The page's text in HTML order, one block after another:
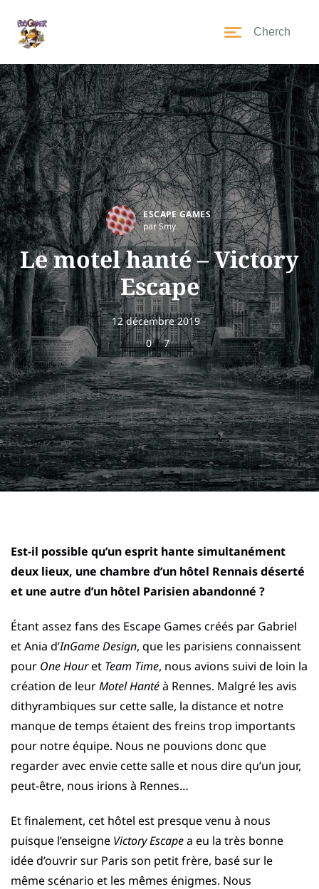
ESCAPE GAMES
par Smy
Le motel hanté – Victory
Escape
12 décembre 2019
0
7
Est-il possible qu’un esprit hante simultanément
deux lieux, une chambre d’un hôtel Rennais déserté
et une autre d’un hôtel Parisien abandonné ?
Étant assez fans des Escape Games créés par Gabriel
et Ania d’InGame Design, que les parisiens connaissent
pour One Houret Team Time, nous avions suivi de loin la
création de leurMotel Hantéà Rennes. Malgré les avis
dithyrambiques sur cette salle, la distance et notre
manque de temps étaient des freins trop importants
pour notre équipe. Nous ne pouvions donc que
regarder avec envie cette salle et nous dire qu’un jour,
peut-être, nous irions à Rennes…
Et finalement, cet hôtel est presque venu à nous
puisque l’enseigne Victory Escapea eu la très bonne
idée d’ouvrir sur Paris son petit frère, basé sur le
même scénario et les mêmes énigmes. Nous